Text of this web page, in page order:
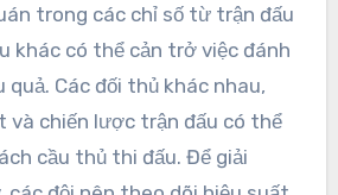
trong các chỉ số từ trận đấu
khác có thể cản trở việc đánh
quả. Các đối thủ khác nhau,
và chiến lược trận đấu có thể
cầu thủ thi đấu. Để giải